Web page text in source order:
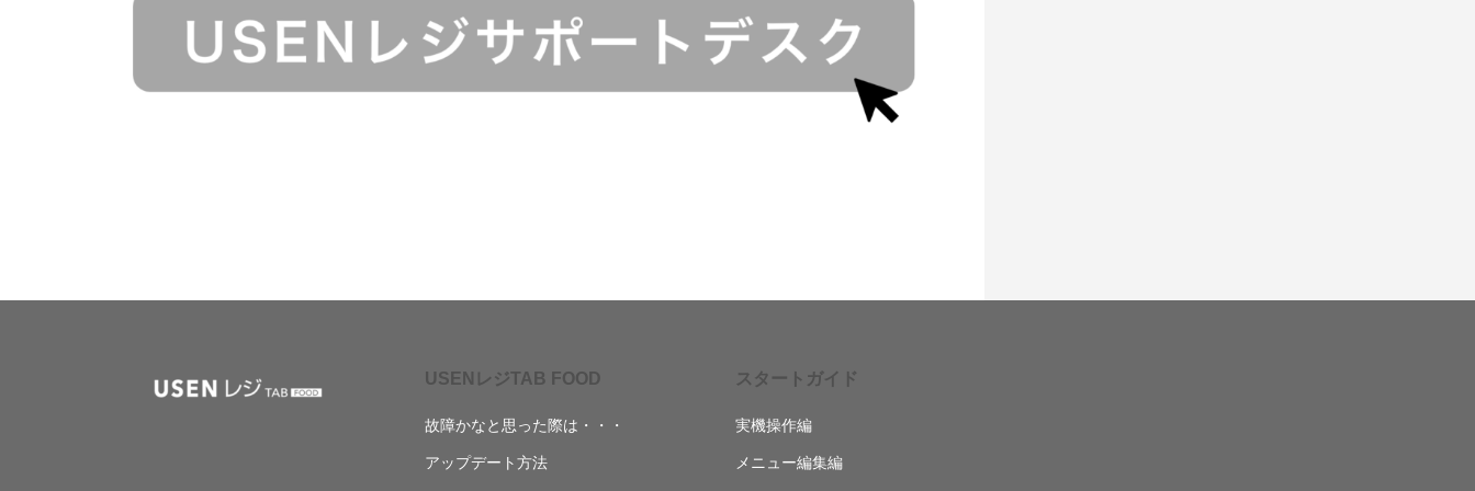
USENレジTAB FOOD
故障かなと思った際は・・・
アップデート方法
スタートガイド
実機操作編
メニュー編集編